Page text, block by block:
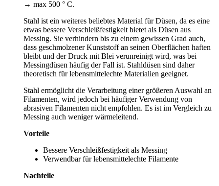
→ max 500 ° C.
Stahl ist ein weiteres beliebtes Material für Düsen, da es eine
etwas bessere Verschleißfestigkeit bietet als Düsen aus
Messing. Sie verhindern bis zu einem gewissen Grad auch,
dass geschmolzener Kunststoff an seinen Oberflächen haften
bleibt und der Druck mit Blei verunreinigt wird, was bei
Messingdüsen häufig der Fall ist. Stahldüsen sind daher
theoretisch für lebensmittelechte Materialien geeignet.
Stahl ermöglicht die Verarbeitung einer größeren Auswahl an
Filamenten, wird jedoch bei häufiger Verwendung von
abrasiven Filamenten nicht empfohlen. Es ist im Vergleich zu
Messing auch weniger wärmeleitend.
Vorteile
Bessere Verschleißfestigkeit als Messing
Verwendbar für lebensmittelechte Filamente
Nachteile